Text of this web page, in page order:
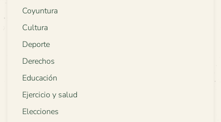
Coyuntura
Cultura
Deporte
Derechos
Educación
Ejercicio y salud
Elecciones